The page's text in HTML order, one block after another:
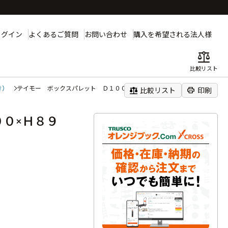
イン よくあるご質問 お問い合わせ 購入を希望される法人様
balance
比較リスト
テイモー ボックスパレット Ｄ１０００×Ｗ１２００×Ｈ８９０
balance 比較リスト print 印刷
×Ｈ８９